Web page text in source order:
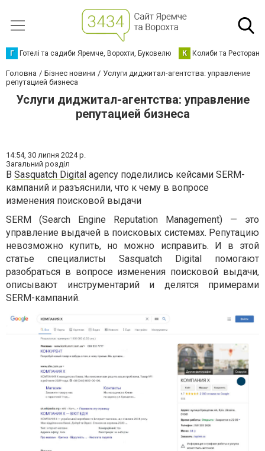
Г Готелі та садиби Яремче, Ворохти, Буковелю К Колиби та Ресторани
Головна Бізнес новини
Услуги диджитал-агентства: управление
репутацией бизнеса
Услуги диджитал-агентства: управление
репутацией бизнеса
14:54, 30 липня 2024 р.
Загальний розділ
В Sasquatch Digital agency поделились кейсами SERM-
кампаний и разъяснили, что к чему в вопросе
изменения поисковой выдачи
SERM (Search Engine Reputation Management) — это
управление выдачей в поисковых системах. Репутацию
невозможно купить, но можно исправить. И в этой
статье специалисты Sasquatch Digital помогают
разобраться в вопросе изменения поисковой выдачи,
описывают инструментарий и делятся примерами
SERM-кампаний.